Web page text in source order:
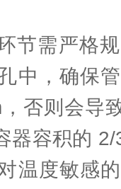
需严格规
中，确保
否则会导
器容积的
温度敏感